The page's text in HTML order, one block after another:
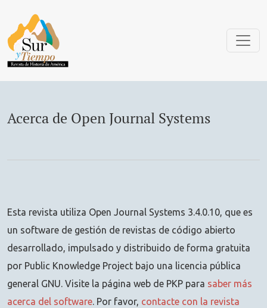
Acerca de Open Journal Systems
Esta revista utiliza Open Journal Systems 3.4.0.10, que es
un software de gestión de revistas de código abierto
desarrollado, impulsado y distribuido de forma gratuita
por Public Knowledge Project bajo una licencia pública
general GNU. Visite la página web de PKP para saber más
acerca del software. Por favor, contacte con la revista